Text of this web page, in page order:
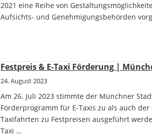
2021 eine Reihe von
Aufsichts- und Genehmigungsbehörden
Festpreis & E-Taxi Förderung |
24. August 2023
Am 26. Juli 2023 stimmte der Münchner
Förderprogramm für E-Taxis zu als auch
Taxifahrten zu Festpreisen ausgeführt
Taxi …